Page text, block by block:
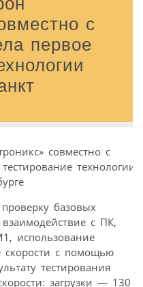
с
первое
базовых
с ПК,
использование
скорости с помощью
тестирования
загрузки — 130